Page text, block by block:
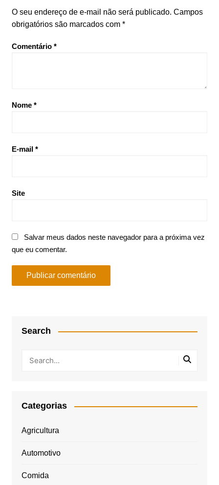
O seu endereço de e-mail não será publicado. Campos
obrigatórios são marcados com *
Comentário *
Nome *
E-mail *
Site
Salvar meus dados neste navegador para a próxima vez
que eu comentar.
Search
Categorias
Agricultura
Automotivo
Comida